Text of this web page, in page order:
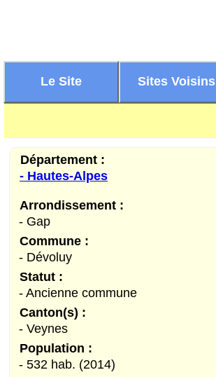
Le Site Sites Voisins
Département :
- Hautes-Alpes
Arrondissement :
- Gap
Commune :
- Dévoluy
Statut :
- Ancienne commune
Canton(s) :
- Veynes
Population :
- 532 hab. (2014)